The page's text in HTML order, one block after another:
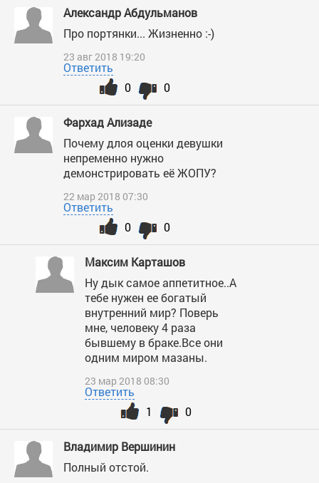
Александр Абдульманов
Про портянки... Жизненно :-)
23 авг 2018 19:20
Ответить
0
0
Фархад Ализаде
Почему длоя оценки девушки
непременно нужно
демонстрировать её ЖОПУ?
22 мар 2018 07:30
Ответить
0
0
Максим Карташов
Ну дык самое аппетитное..А
тебе нужен ее богатый
внутренний мир? Поверь
мне, человеку 4 раза
бывшему в браке.Все они
одним миром мазаны.
23 мар 2018 08:30
Ответить
0
1
Владимир Вершинин
Полный отстой.